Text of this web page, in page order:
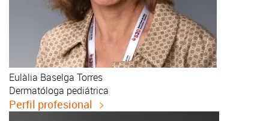
Eulàlia Baselga Torres
Dermatóloga pediátrica
Perfil profesional